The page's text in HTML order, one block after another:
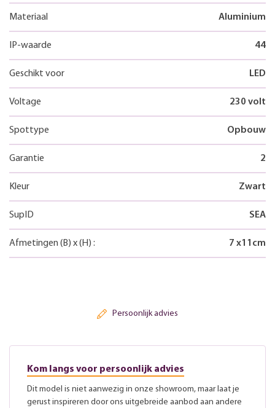
Materiaal Aluminium
IP-waarde 44
Geschikt voor LED
Voltage 230 volt
Spottype Opbouw
Garantie 2
Kleur Zwart
SupID SEA
Afmetingen (B) x(H) : 7 x11 cm
Persoonlijk advies
Kom langs voor persoonlijk advies
Dit model is niet aanwezig in onze showroom, maar laat je
gerust inspireren door ons uitgebreide aanbod aan andere